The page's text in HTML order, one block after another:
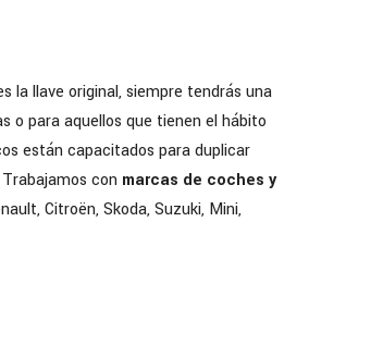
la llave original, siempre tendrás una
o para aquellos que tienen el hábito
están capacitados para duplicar
con marcas de coches y
Citroën, Skoda, Suzuki, Mini,